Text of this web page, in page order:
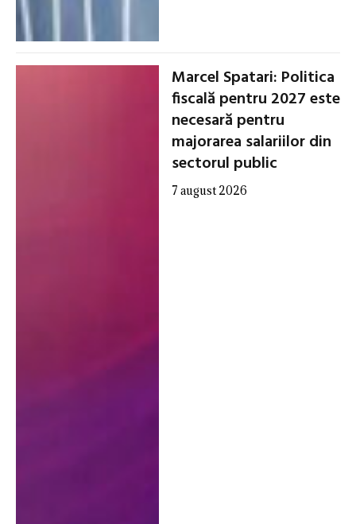
Marcel Spatari: Politica
fiscală pentru 2027 este
necesară pentru
majorarea salariilor din
sectorul public
7 august 2026